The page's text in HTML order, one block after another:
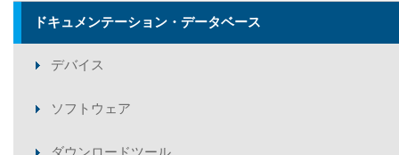
ドキュメンテーション・データベース
デバイス
ソフトウェア